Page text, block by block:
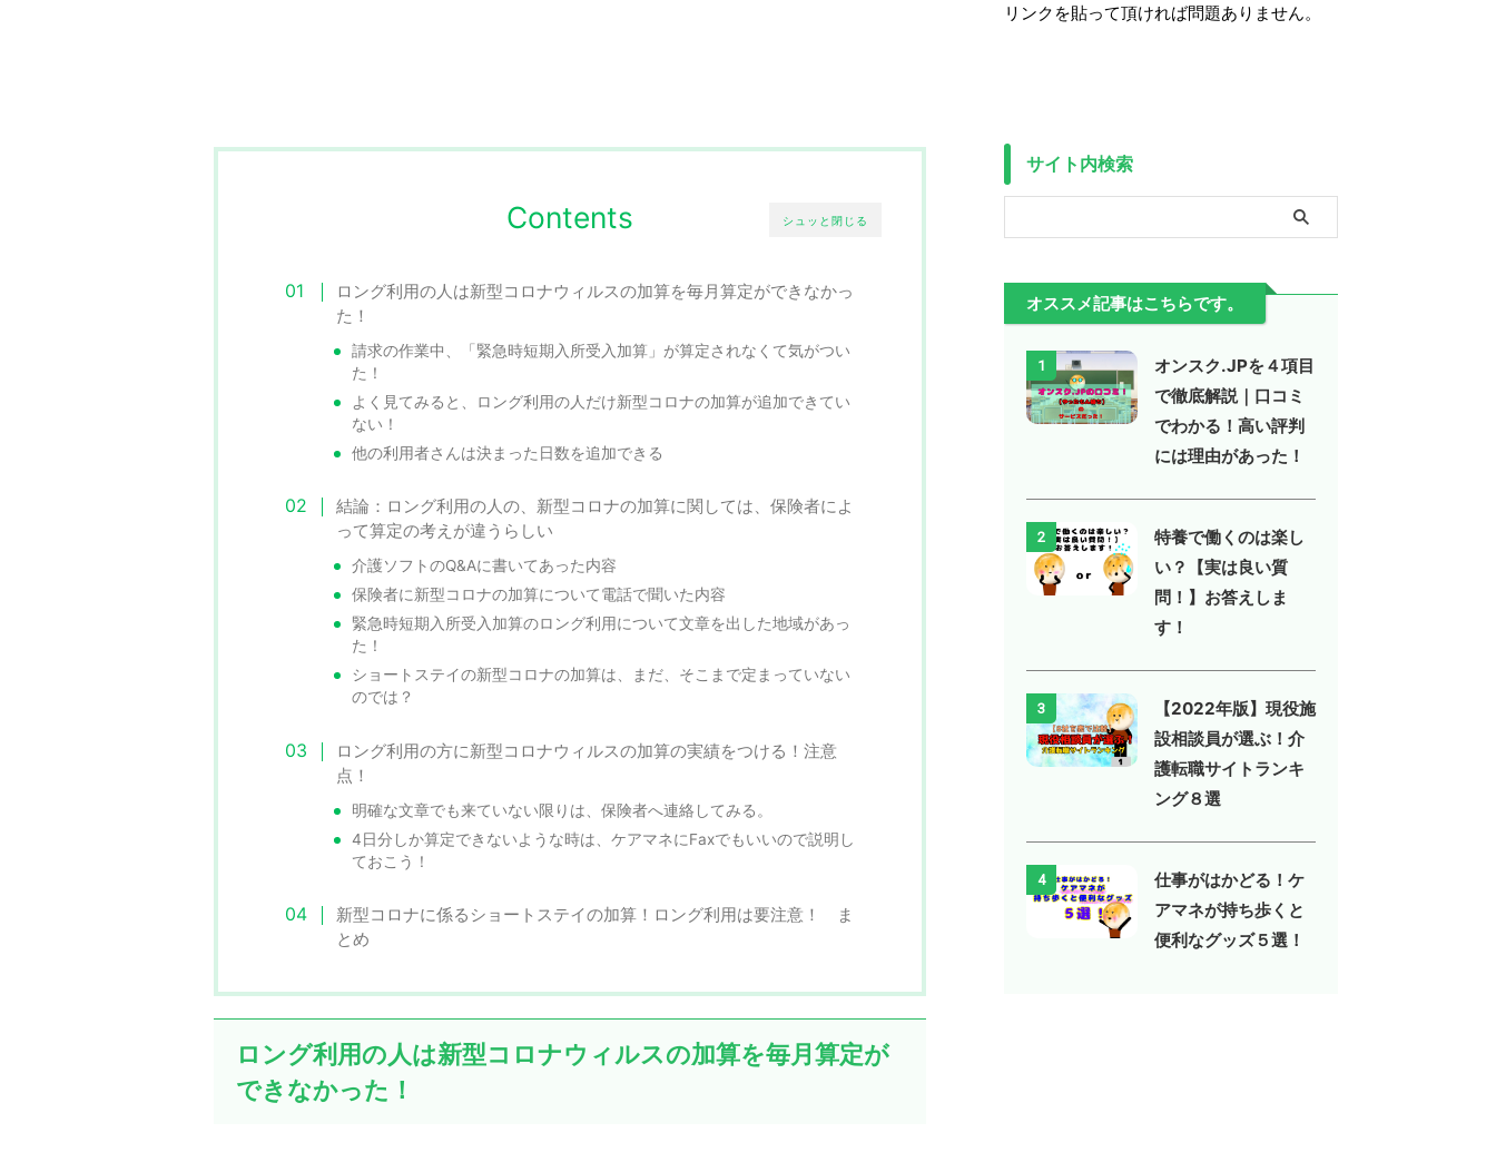
シュッと閉じる
Contents
ロング利用の人は新型コロナウィルスの加算を毎月算定ができなかっ
た！
請求の作業中、「緊急時短期入所受入加算」が算定されなくて気がつい
た！
よく見てみると、ロング利用の人だけ新型コロナの加算が追加できてい
ない！
他の利用者さんは決まった日数を追加できる
結論：ロング利用の人の、新型コロナの加算に関しては、保険者によ
って算定の考えが違うらしい
介護ソフトのQ&Aに書いてあった内容
保険者に新型コロナの加算について電話で聞いた内容
緊急時短期入所受入加算のロング利用について文章を出した地域があっ
た！
ショートステイの新型コロナの加算は、まだ、そこまで定まっていない
のでは？
ロング利用の方に新型コロナウィルスの加算の実績をつける！注意
点！
明確な文章でも来ていない限りは、保険者へ連絡してみる。
4日分しか算定できないような時は、ケアマネにFaxでもいいので説明し
ておこう！
新型コロナに係るショートステイの加算！ロング利用は要注意！ ま
とめ
ロング利用の人は新型コロナウィルスの加算を毎月算定が
できなかった！
リンクを貼って頂ければ問題ありません。
サイト内検索
オススメ記事はこちらです。
1
オンスク.JPを４項目
で徹底解説｜口コミ
でわかる！高い評判
には理由があった！
2
特養で働くのは楽し
い？【実は良い質
問！】お答えしま
す！
3
【2022年版】現役施
設相談員が選ぶ！介
護転職サイトランキ
ング８選
4
仕事がはかどる！ケ
アマネが持ち歩くと
便利なグッズ５選！